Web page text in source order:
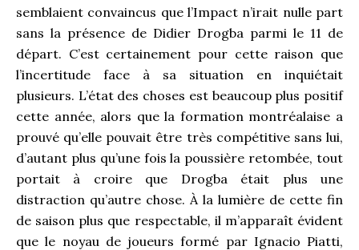
semblaient convaincus que l’Impact n’irait nulle part
sans la présence de Didier Drogba parmi le 11 de
départ. C’est certainement pour cette raison que
l’incertitude face à sa situation en inquiétait
plusieurs. L’état des choses est beaucoup plus positif
cette année, alors que la formation montréalaise a
prouvé qu’elle pouvait être très compétitive sans lui,
d’autant plus qu’une fois la poussière retombée, tout
portait à croire que Drogba était plus une
distraction qu’autre chose. À la lumière de cette fin
de saison plus que respectable, il m’apparaît évident
que le noyau de joueurs formé par Ignacio Piatti,